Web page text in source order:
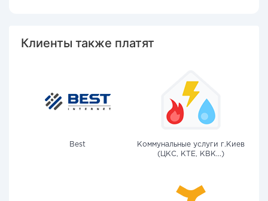
Клиенты также платят
Best
Коммунальные услуги г.Киев
(ЦКС, КТЕ, КВК...)